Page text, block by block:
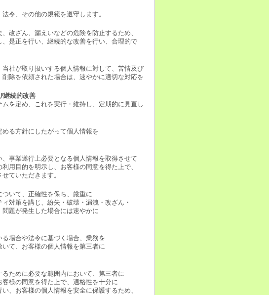
令、その他の規範を遵守します。
改ざん、漏えいなどの危険を防止するため、
是正を行い、継続的な改善を行い、合理的で
社が取り扱いする個人情報に対して、苦情及び
除を依頼された場合は、速やかに適切な対応を
継続的改善
を定め、これを実行・維持し、定期的に見直し
る方針にしたがって個人情報を
事業遂行上必要となる個人情報を取得させて
用目的を明示し、お客様の同意を得た上で、
ていただきます。
いて、正確性を保ち、厳重に
対策を講じ、紛失・破壊・漏洩・改ざん・
題が発生した場合には速やかに
場合や法令に基づく場合、業務を
て、お客様の個人情報を第三者に
ために必要な範囲内において、第三者に
様の同意を得た上で、適格性を十分に
、お客様の個人情報を安全に保護するため、